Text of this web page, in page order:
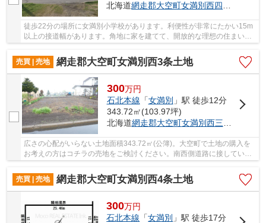
北海道網走郡大空町女満別西四条
徒歩22分の場所に女満別小学校があります。利便性が非常にたかい15m
以上の接道幅があります。角地に家を建てて、開放的な理想の住まいを
売買 | 売地
網走郡大空町女満別西3条土地
300万円
石北本線 「女満別 」駅 徒歩12分
343.72㎡(103.97坪)
北海道網走郡大空町女満別西三条
広さの心配がいらない土地面積343.72㎡(公簿)。大空町で土地の購入を
お考えの方はコチラの売地をご検討ください。南西側道路に接している
売買 | 売地
網走郡大空町女満別西4条土地
300万円
石北本線 「女満別 」駅 徒歩17分